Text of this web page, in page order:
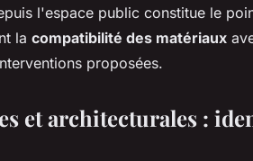
l'espace public constitue le
la compatibilité des matériaux
proposées.
et architecturales :